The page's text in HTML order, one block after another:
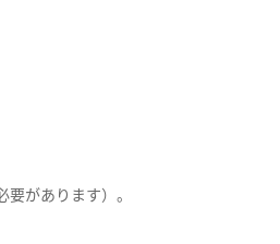
があります）。